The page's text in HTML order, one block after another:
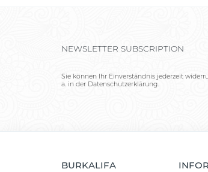
NEWSLETTER SUBSCRIPTION
Sie können Ihr Einverständnis jederzeit
a. in der Datenschutzerklärung.
BURKALIFA